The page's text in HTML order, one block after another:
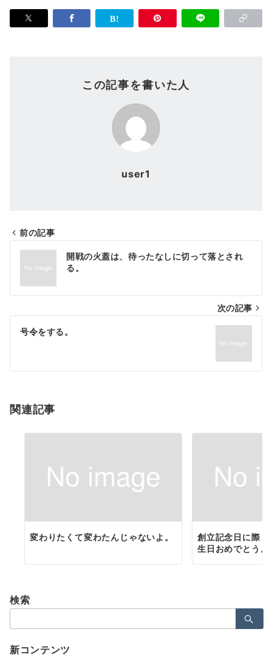
この記事を書いた人
user1
投
ナ
ビ
ゲ
シ
ン
前の記事
開戦の火蓋は、待ったなしに切って落とされ
る。
次の記事
号令をする。
関連記事
変わりたくて変わたんじゃないよ。
創立記念日に際
生日おめでとう。
検索
索：
新コンテンツ